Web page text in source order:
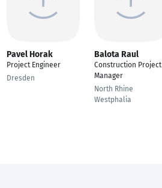
Pavel Horak
Project Engineer
Dresden
Balota Raul
Construction Project
Manager
North Rhine
Westphalia